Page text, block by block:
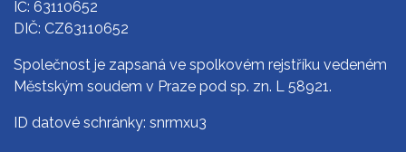
IČ: 63110652
DIČ: CZ63110652
Společnost je zapsaná ve spolkovém rejstříku vedeném
Městským soudem v Praze pod sp. zn. L 58921.
ID datové schránky: snrmxu3